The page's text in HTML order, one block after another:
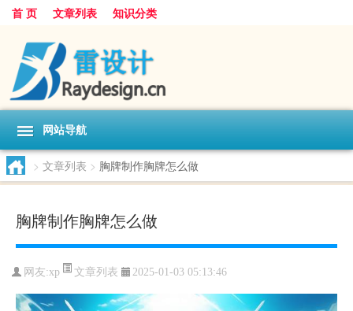
首 页 文章列表 知识分类
网站导航
> 文章列表 > 胸牌制作胸牌怎么做
胸牌制作胸牌怎么做
网友:xp 文章列表 2025-01-03 05:13:46